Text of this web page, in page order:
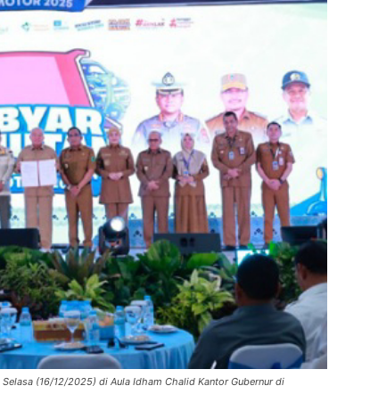
(16/12/2025) di Aula Idham Chalid Kantor Gubernur di